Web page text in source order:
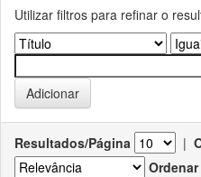
Utilizar filtros para refinar o
Resultados/Página |
Ordenar